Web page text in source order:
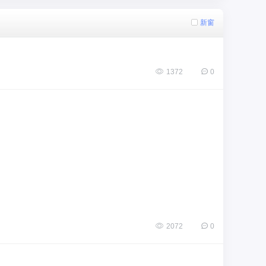
新窗
0
1372
0
2072